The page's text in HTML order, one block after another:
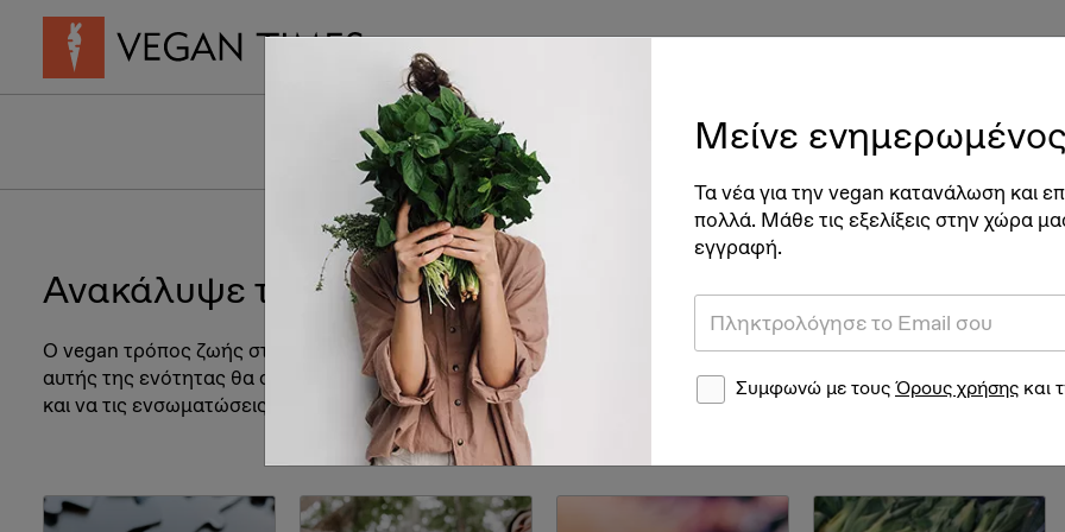
Vegan Συνταγές Vegan Διατροφή & Υγεία Βιγκανισμός Νέα
Γιατί να γίνω vegan Η καθημερινότητα ενός vegan Vegan
Ανακάλυψε τον βιγκανισμό
Ο vegan τρόπος ζωής στηρίζεται σε μερικές πολύ βασικές αρχές. Το υλικό
αυτής της ενότητας θα σε βοηθήσει να κάνεις κτήμα σου αυτές τις αρχές
και να τις ενσωματώσεις στον καθημερινό τρόπο σκέψης και πράξης σου.
Μείνε
Τα νέα για την vegan κατανάλωση και
πολλά. Μάθε τις εξελίξεις στην χώρα
εγγραφή.
Συμφωνώ με τουςΌρους χρήσης και